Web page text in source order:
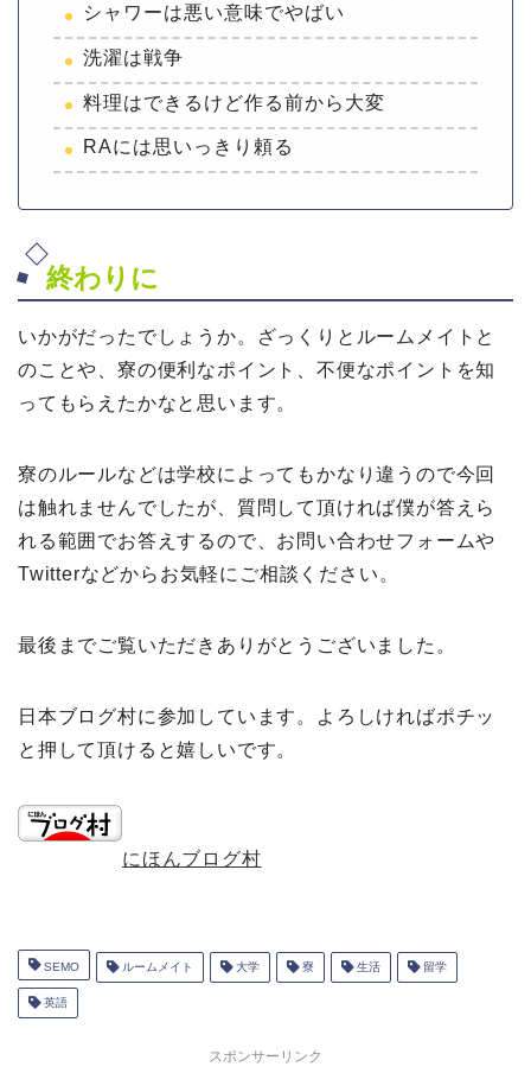
シャワーは悪い意味でやばい
洗濯は戦争
料理はできるけど作る前から大変
RAには思いっきり頼る
終わりに
いかがだったでしょうか。ざっくりとルームメイトと
のことや、寮の便利なポイント、不便なポイントを知
ってもらえたかなと思います。
寮のルールなどは学校によってもかなり違うので今回
は触れませんでしたが、質問して頂ければ僕が答えら
れる範囲でお答えするので、お問い合わせフォームや
Twitterなどからお気軽にご相談ください。
最後までご覧いただきありがとうございました。
日本ブログ村に参加しています。よろしければポチッ
と押して頂けると嬉しいです。
にほんブログ村
SEMO ルームメイト 大学 寮 生活 留学
英語
スポンサーリンク